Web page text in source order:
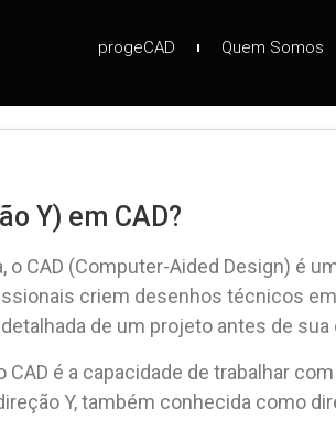
progeCAD Quem Somos
Y) em CAD?
o CAD (Computer-Aided Design) é
criem desenhos técnicos
de um projeto antes de sua
é a capacidade de trabalhar
Y, também conhecida como